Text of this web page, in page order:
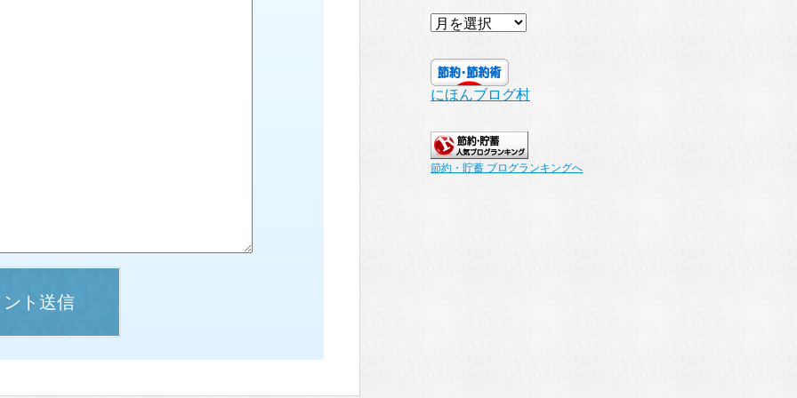
ト送信
ア
カ
イ
ブ
にほんブログ村
節約・貯蓄 ブログランキングへ